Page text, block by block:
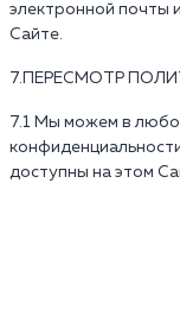
электронной почты
Сайте.
7.ПЕРЕСМОТР
7.1 Мы можем в
доступны на этом